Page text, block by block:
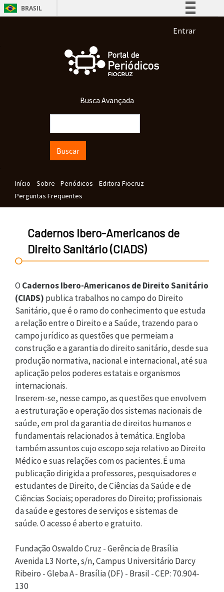
Pular para o conteúdo principal
BRASIL
Participe
Acesso à informação
Menu de
Entrar
Busca Avançada
Navegação principal
Início Sobre Periódicos
Editora Fiocruz
Perguntas Frequentes
Cadernos Ibero-Americanos de
Direito Sanitário (CIADS)
O Cadernos Ibero-Americanos de Direito Sanitário
(CIADS) publica trabalhos no campo do Direito
Sanitário, que é o ramo do conhecimento que estuda
a relação entre o Direito e a Saúde, trazendo para o
campo jurídico as questões que permeiam a
construção e a garantia do direito sanitário, desde sua
produção normativa, nacional e internacional, até sua
aplicação pelos poderes estatais e organismos
internacionais.
Inserem-se, nesse campo, as questões que envolvem
a estruturação e operação dos sistemas nacionais de
saúde, em prol da garantia de direitos humanos e
fundamentais relacionados à temática. Engloba
também assuntos cujo escopo seja relativo ao Direito
Médico e suas relações com os pacientes. É uma
publicação dirigida a professores, pesquisadores e
estudantes de Direito, de Ciências da Saúde e de
Ciências Sociais; operadores do Direito; profissionais
da saúde e gestores de serviços e sistemas de
saúde. O acesso é aberto e gratuito.
Fundação Oswaldo Cruz - Gerência de Brasília
Avenida L3 Norte, s/n, Campus Universitário Darcy
Ribeiro - Gleba A - Brasília (DF) - Brasil - CEP: 70.904-
130